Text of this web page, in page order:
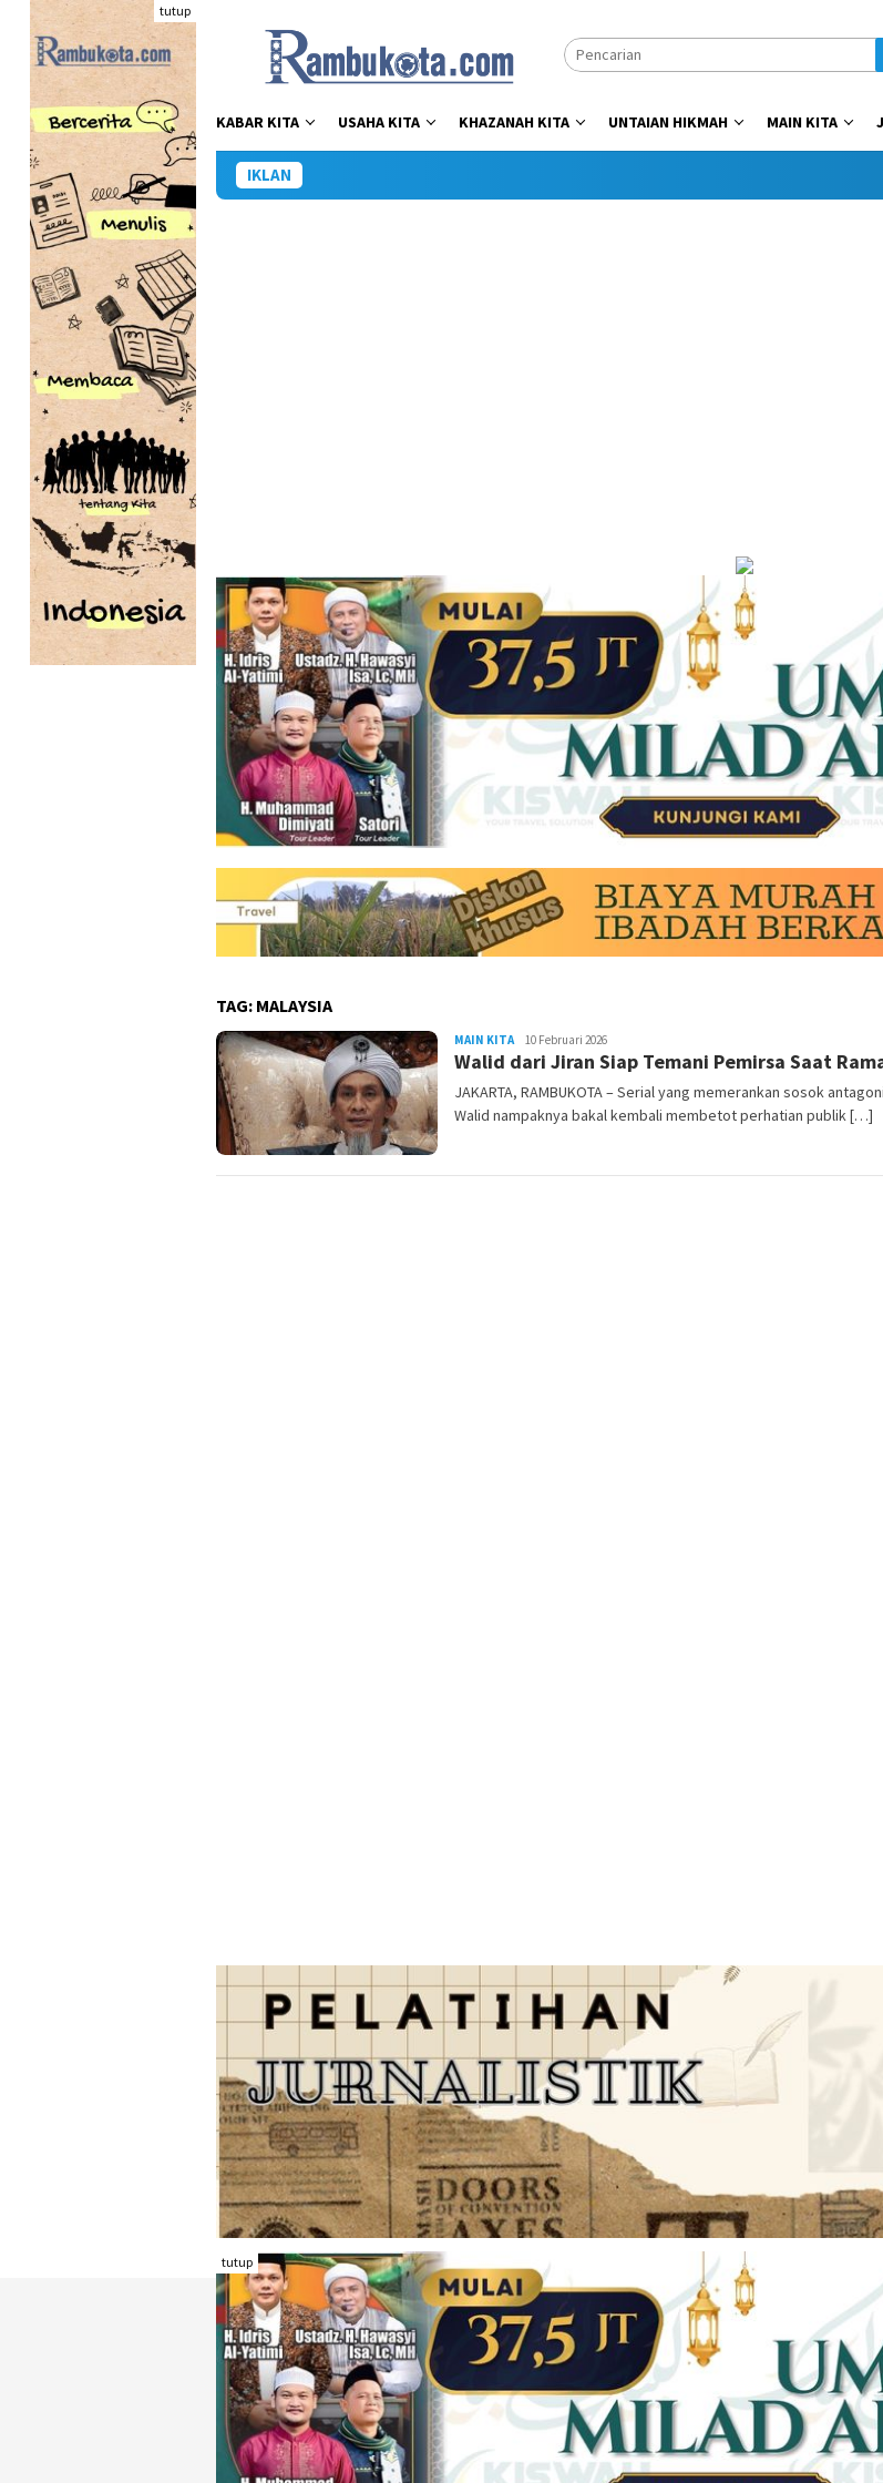
Loncat
konten
tutup
KABAR KITA USAHA KITA KHAZANAH KITA UNTAIAN HIKMAH MAIN KITA
IKLAN
TAG: MALAYSIA
MAIN KITAREDAKSI
RAMBUKOTA
10 Februari 2026
Walid dari Jiran Siap Temani Pemirsa Saat
JAKARTA, RAMBUKOTA – Serial yang memerankan sosok
Walid nampaknya bakal kembali membetot perhatian publik […]
TENTANG RAMBU KOTA REDAKSI
DISCLAIMER
KONTAK KAMI
FORM PENGADUAN
PEDOMAN MEDIA SIBER
KARIR
JARINGAN
Facebook
Linkedin
tutup